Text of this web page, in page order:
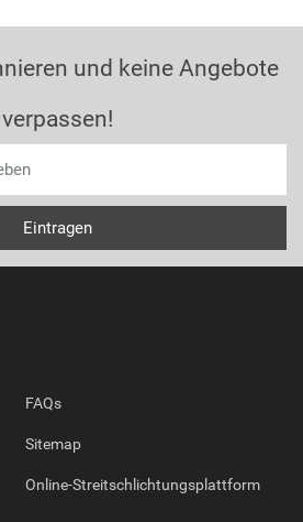
und keine Angebote
verpassen!
FAQs
Sitemap
Online-Streitschlichtungsplattform